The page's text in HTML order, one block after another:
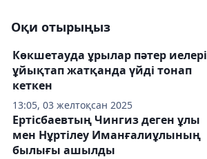
Оқи отырыңыз
13:05, 03 желтоқсан 2025
Көкшетауда ұрылар пәтер иелері
ұйықтап жатқанда үйді тонап
кеткен
Ертісбаевтың Чингиз деген ұлы
мен Нұртілеу Иманғалиұлының
былығы ашылды